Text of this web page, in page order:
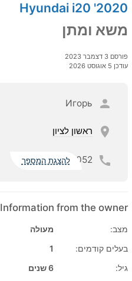
2020' Hyundai i20
משא ומתן
פורסם 3 דצמבר 2023
עודכן 5 אוגוסט 2026
Игорь
ראשון לציון
052 להצגת המספר
Information from the owner
מצב:
מעולה
בעלים קודמים:
1
גיל:
6 שנים